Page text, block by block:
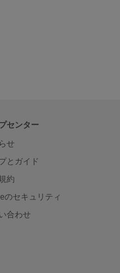
センター
せ
とガイド
約
のセキュリティ
合わせ